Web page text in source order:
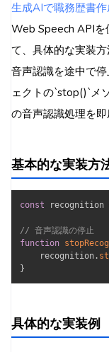
生成AIで職務歴書
Web Speech APIを
て、具体的な実装方
音声認識を途中で
ェクトの`stop()`メ
の音声認識処理を即
基本的な実装方
const recognition
// 音声認識の停止
function
    recognition
.
}
具体的な実装例